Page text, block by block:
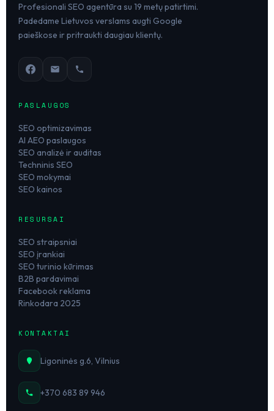
Profesionali SEO agentūra su 19 metų patirtimi.
Padedame Lietuvos verslams augti Google
paieškose ir pritraukti daugiau klientų.
PASLAUGOS
SEO optimizavimas
AI AEO paslaugos
SEO analizė ir auditas
Techninis SEO
SEO mokymai
SEO kainos
RESURSAI
SEO straipsniai
SEO įrankiai
SEO turinio kūrimas
B2B pardavimai
Facebook reklama
Rinkodara 2025
KONTAKTAI
Ligoninės g.6, Vilnius
+370 683 89 946